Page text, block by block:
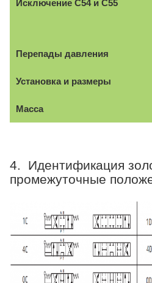
Исключение C54 и C55
Перепады давления
Установка и размеры
Масса
4. Идентификация
промежуточные